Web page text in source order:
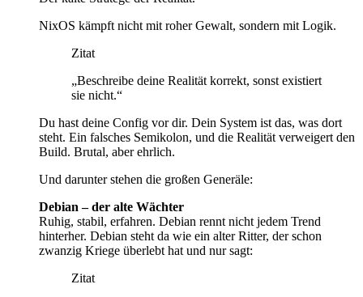
NixOS kämpft nicht mit roher Gewalt, sondern mit Logik.
Zitat
„Beschreibe deine Realität korrekt, sonst existiert
sie nicht.“
Du hast deine Config vor dir. Dein System ist das, was dort
steht. Ein falsches Semikolon, und die Realität verweigert den
Build. Brutal, aber ehrlich.
Und darunter stehen die großen Generäle:
Debian – der alte Wächter
Ruhig, stabil, erfahren. Debian rennt nicht jedem Trend
hinterher. Debian steht da wie ein alter Ritter, der schon
zwanzig Kriege überlebt hat und nur sagt:
Zitat